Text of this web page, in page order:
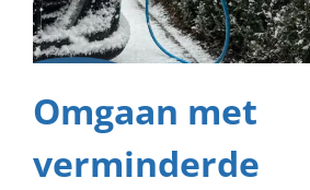
Omgaan met
verminderde